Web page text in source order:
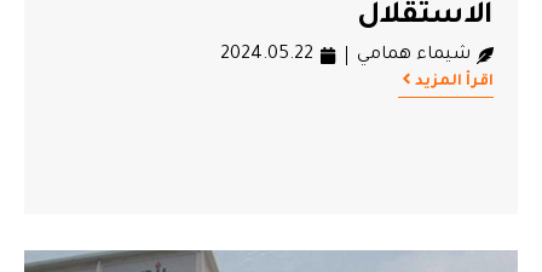
الاستقلال
شيماء همامي 2024.05.22
اقرأ المزيد